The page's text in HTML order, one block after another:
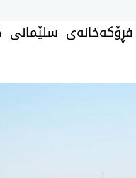
سلێمانی